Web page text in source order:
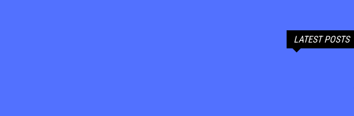
LATEST POSTS